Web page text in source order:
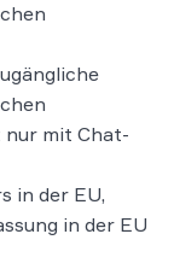
mit Chat-
in der EU,
in der EU